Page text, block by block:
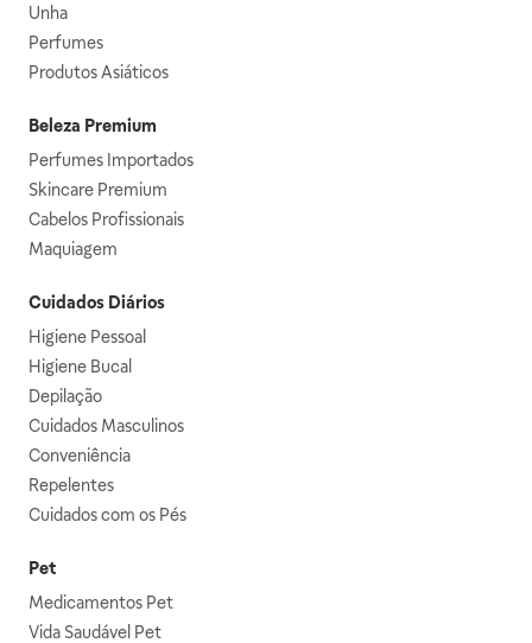
Unha
Perfumes
Produtos Asiáticos
Beleza Premium
Perfumes Importados
Skincare Premium
Cabelos Profissionais
Maquiagem
Cuidados Diários
Higiene Pessoal
Higiene Bucal
Depilação
Cuidados Masculinos
Conveniência
Repelentes
Cuidados com os Pés
Pet
Medicamentos Pet
Vida Saudável Pet